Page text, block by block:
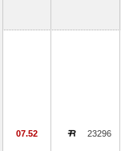
07.52 23296